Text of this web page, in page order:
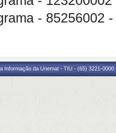
- 85256002
Informação da Unemat - TIU - (65) 3221-